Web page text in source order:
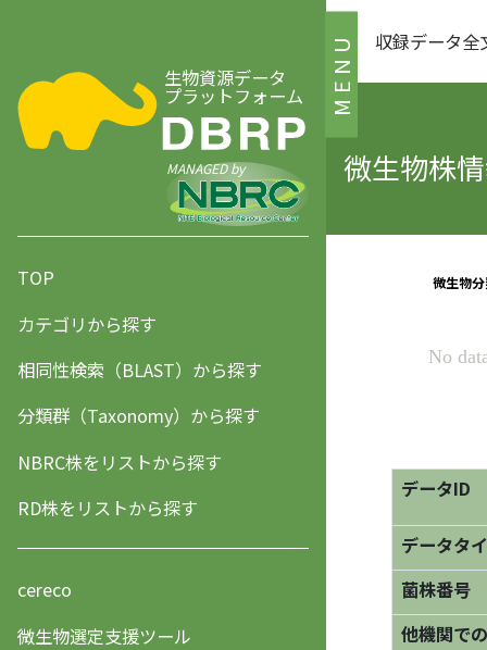
MENU
生物資源データ
プラットフォーム
MANAGED by
TOP
カテゴリから探す
相同性検索（BLAST）から探す
分類群（Taxonomy）から探す
NBRC株をリストから探す
RD株をリストから探す
cereco
微生物選定支援ツール
収録データ全
微生物株
データID
データタ
菌株番号
他機関で